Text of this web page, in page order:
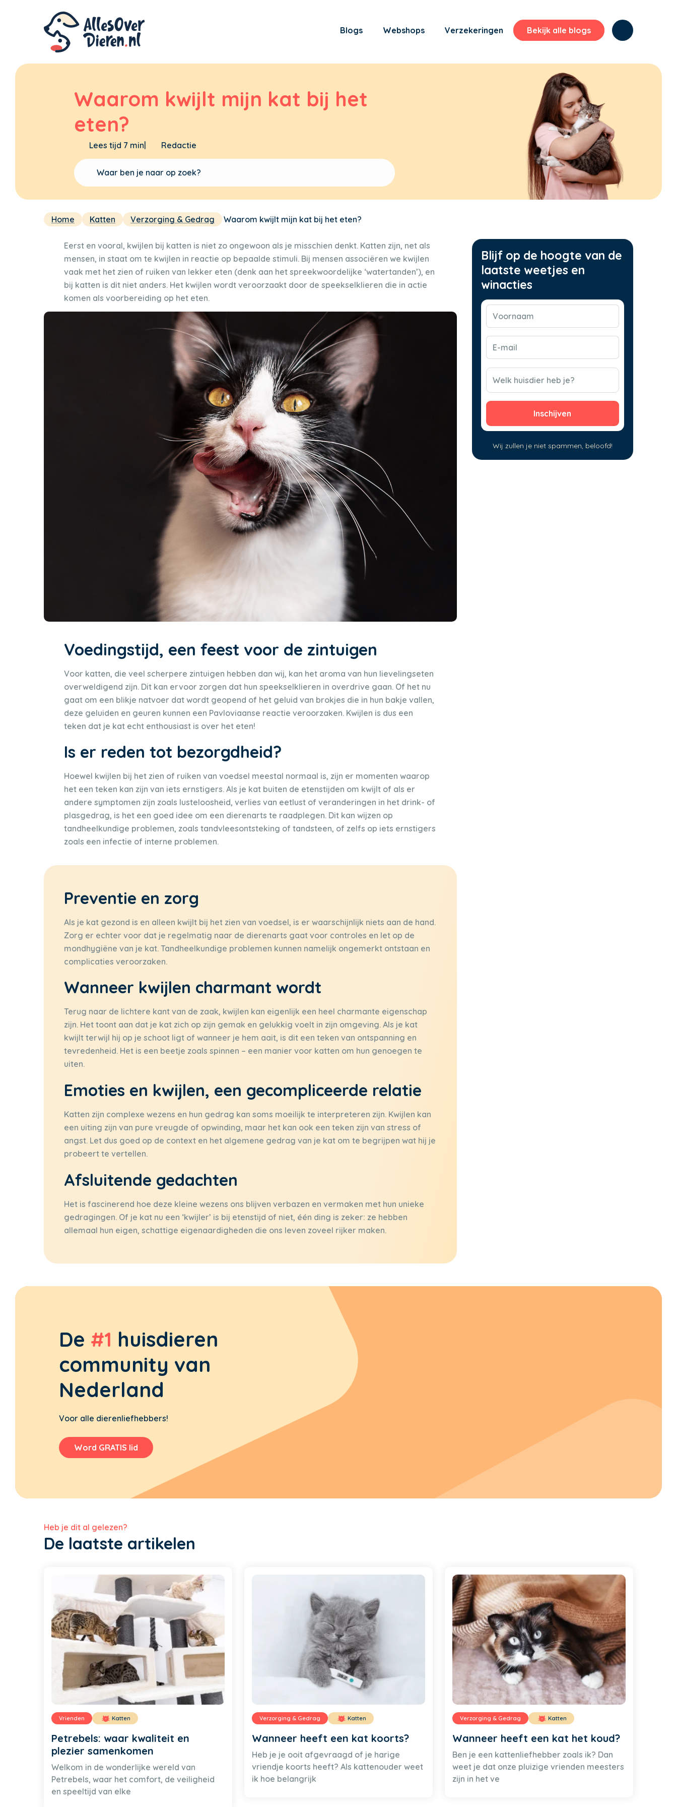
Blogs Webshops Verzekeringen Bekijk alle blogs
Waarom kwijlt mijn kat bij het
eten?
Lees tijd 7 min| Redactie
Home Katten Verzorging & Gedrag Waarom kwijlt mijn kat bij het eten?
Eerst en vooral, kwijlen bij katten is niet zo ongewoon als je misschien denkt. Katten zijn, net als
mensen, in staat om te kwijlen in reactie op bepaalde stimuli. Bij mensen associëren we kwijlen
vaak met het zien of ruiken van lekker eten (denk aan het spreekwoordelijke ‘watertanden’), en
bij katten is dit niet anders. Het kwijlen wordt veroorzaakt door de speekselklieren die in actie
komen als voorbereiding op het eten.
Voedingstijd, een feest voor de zintuigen
Voor katten, die veel scherpere zintuigen hebben dan wij, kan het aroma van hun lievelingseten
overweldigend zijn. Dit kan ervoor zorgen dat hun speekselklieren in overdrive gaan. Of het nu
gaat om een blikje natvoer dat wordt geopend of het geluid van brokjes die in hun bakje vallen,
deze geluiden en geuren kunnen een Pavloviaanse reactie veroorzaken. Kwijlen is dus een
teken dat je kat echt enthousiast is over het eten!
Is er reden tot bezorgdheid?
Hoewel kwijlen bij het zien of ruiken van voedsel meestal normaal is, zijn er momenten waarop
het een teken kan zijn van iets ernstigers. Als je kat buiten de etenstijden om kwijlt of als er
andere symptomen zijn zoals lusteloosheid, verlies van eetlust of veranderingen in het drink- of
plasgedrag, is het een goed idee om een dierenarts te raadplegen. Dit kan wijzen op
tandheelkundige problemen, zoals tandvleesontsteking of tandsteen, of zelfs op iets ernstigers
zoals een infectie of interne problemen.
Preventie en zorg
Als je kat gezond is en alleen kwijlt bij het zien van voedsel, is er waarschijnlijk niets aan de hand.
Zorg er echter voor dat je regelmatig naar de dierenarts gaat voor controles en let op de
mondhygiëne van je kat. Tandheelkundige problemen kunnen namelijk ongemerkt ontstaan en
complicaties veroorzaken.
Wanneer kwijlen charmant wordt
Terug naar de lichtere kant van de zaak, kwijlen kan eigenlijk een heel charmante eigenschap
zijn. Het toont aan dat je kat zich op zijn gemak en gelukkig voelt in zijn omgeving. Als je kat
kwijlt terwijl hij op je schoot ligt of wanneer je hem aait, is dit een teken van ontspanning en
tevredenheid. Het is een beetje zoals spinnen – een manier voor katten om hun genoegen te
uiten.
Emoties en kwijlen, een gecompliceerde relatie
Katten zijn complexe wezens en hun gedrag kan soms moeilijk te interpreteren zijn. Kwijlen kan
een uiting zijn van pure vreugde of opwinding, maar het kan ook een teken zijn van stress of
angst. Let dus goed op de context en het algemene gedrag van je kat om te begrijpen wat hij je
probeert te vertellen.
Afsluitende gedachten
Het is fascinerend hoe deze kleine wezens ons blijven verbazen en vermaken met hun unieke
gedragingen. Of je kat nu een ‘kwijler’ is bij etenstijd of niet, één ding is zeker: ze hebben
allemaal hun eigen, schattige eigenaardigheden die ons leven zoveel rijker maken.
Blijf op de hoogte van de
laatste weetjes en
winacties
Voornaam
E-
mail
CAPTCHA
Welk huisdier heb je?
Wij zullen je niet spammen, beloofd!
De #1 huisdieren
community van
Nederland
Voor alle dierenliefhebbers!
Word GRATIS lid
Heb je dit al gelezen?
De laatste artikelen
Vrienden Katten
Petrebels: waar kwaliteit en
plezier samenkomen
Welkom in de wonderlijke wereld van
Petrebels, waar het comfort, de veiligheid
en speeltijd van elke
Verzorging & Gedrag Katten
Wanneer heeft een kat koorts?
Heb je je ooit afgevraagd of je harige
vriendje koorts heeft? Als kattenouder weet
ik hoe belangrijk
Verzorging & Gedrag Katten
Wanneer heeft een kat het koud?
Ben je een kattenliefhebber zoals ik? Dan
weet je dat onze pluizige vrienden meesters
zijn in het ve